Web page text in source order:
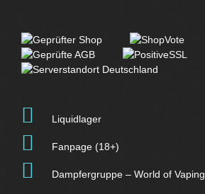
Liquidlager
Fanpage (18+)
Dampfergruppe – World of Vaping